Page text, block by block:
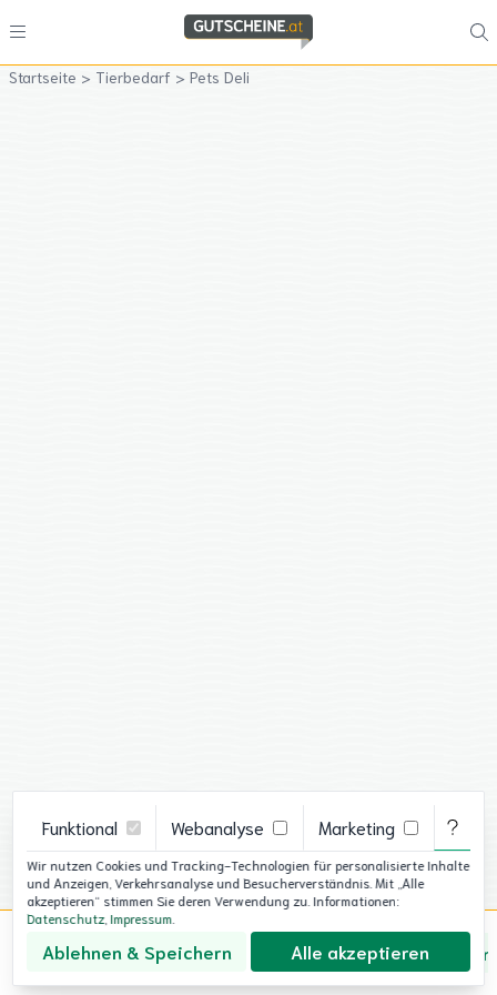
Startseite > Tierbedarf > Pets Deli
Über uns Datenschutz Impressum Cookie-
Funktional Webanalyse Marketing
Wir nutzen Cookies und Tracking-Technologien für personalisierte Inhalte
und Anzeigen, Verkehrsanalyse und Besucherverständnis. Mit „Alle
akzeptieren“ stimmen Sie deren Verwendung zu. Informationen:
Datenschutz, Impressum
Ablehnen & Speichern Alle akzeptieren